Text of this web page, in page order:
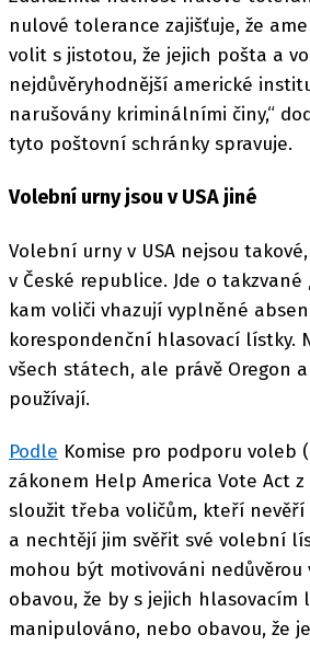
nulové tolerance zajišťuje, že
volit s jistotou, že jejich pošta a
nejdůvěryhodnější americké
narušovány kriminálními činy,“
tyto poštovní schránky spravuje.
Volební urny jsou v USA jiné
Volební urny v USA nejsou
v České republice. Jde o takzvané
kam voliči vhazují vyplněné
korespondenční hlasovací lístky.
všech státech, ale právě Oregon
používají.
Podle Komise pro podporu voleb
zákonem Help America Vote Act
sloužit třeba voličům, kteří
a nechtějí jim svěřit své volební
mohou být motivováni nedůvěrou
obavou, že by s jejich
manipulováno, nebo obavou, že